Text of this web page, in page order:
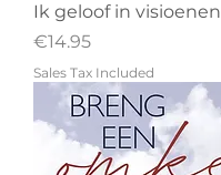
Ik geloof in visioenen
Price
€14.95
Sales Tax Included